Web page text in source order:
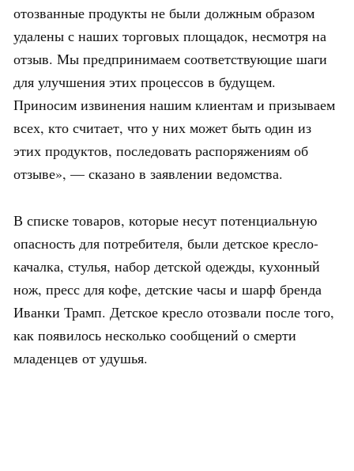
отозванные продукты не были должным образом
удалены с наших торговых площадок, несмотря на
отзыв. Мы предпринимаем соответствующие шаги
для улучшения этих процессов в будущем.
Приносим извинения нашим клиентам и призываем
всех, кто считает, что у них может быть один из
этих продуктов, последовать распоряжениям об
отзыве», — сказано в заявлении ведомства.
В списке товаров, которые несут потенциальную
опасность для потребителя, были детское кресло-
качалка, стулья, набор детской одежды, кухонный
нож, пресс для кофе, детские часы и шарф бренда
Иванки Трамп. Детское кресло отозвали после того,
как появилось несколько сообщений о смерти
младенцев от удушья.